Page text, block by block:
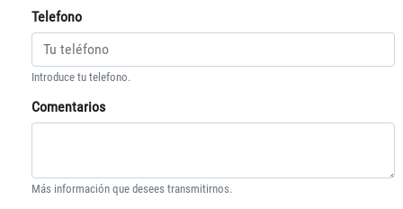
Telefono
Introduce tu telefono.
Comentarios
Más información que desees transmitirnos.